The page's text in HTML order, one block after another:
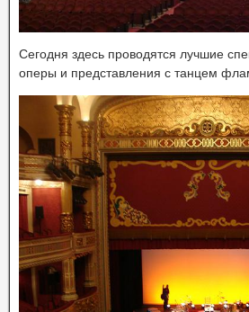
Сегодня здесь проводятся лучшие
оперы и представления с танцем